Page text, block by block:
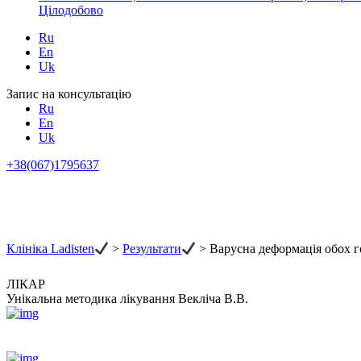
Цілодобово
Ru
En
Uk
Запис на консультацію
Ru
En
Uk
+38(067)1795637
Клініка Ladisten >Результати >Варусна деформація обох
ЛІКАР
Унікальна методика лікування Векліча В.В.